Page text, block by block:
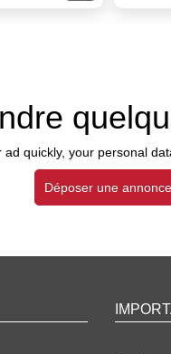
ad quickly, your personal
Déposer une annonce